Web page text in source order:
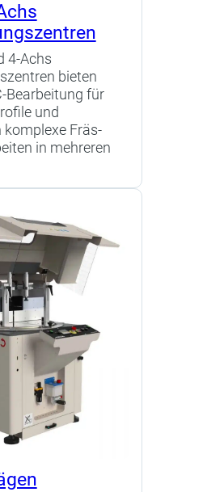
4-Achs
bieten
Bearbeitung für
und
Fräs-
in mehreren